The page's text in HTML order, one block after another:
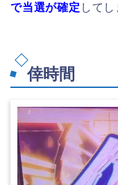
で当選が確定 して
倖時間